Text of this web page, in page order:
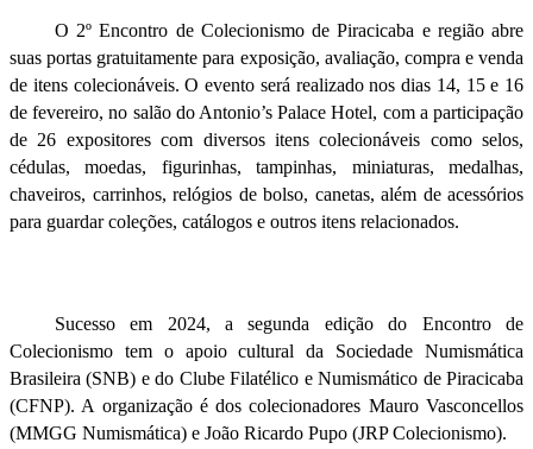
O 2º Encontro de Colecionismo de Piracicaba e região abre
suas portas gratuitamente para exposição, avaliação, compra e venda
de itens colecionáveis. O evento será realizado nos dias 14, 15 e 16
de fevereiro, no salão do Antonio’s Palace Hotel, com a participação
de 26 expositores com diversos itens colecionáveis como selos,
cédulas, moedas, figurinhas, tampinhas, miniaturas, medalhas,
chaveiros, carrinhos, relógios de bolso, canetas, além de acessórios
para guardar coleções, catálogos e outros itens relacionados.
Sucesso em 2024, a segunda edição do Encontro de
Colecionismo tem o apoio cultural da Sociedade Numismática
Brasileira (SNB) e do Clube Filatélico e Numismático de Piracicaba
(CFNP). A organização é dos colecionadores Mauro Vasconcellos
(MMGG Numismática) e João Ricardo Pupo (JRP Colecionismo).